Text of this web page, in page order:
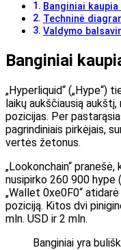
Banginiai
Techninė
Valdymo
Banginiai
„Hyperliquid“ („Hype“)
laikų aukščiausią
pozicijas. Per
pagrindiniais pirkėjais,
vertės žetonus.
„Lookonchain“ pranešė,
nusipirko 260 900 hype
„Wallet 0xe0F0“
poziciją. Kitos dvi
mln. USD ir 2 mln.
Banginiai yra